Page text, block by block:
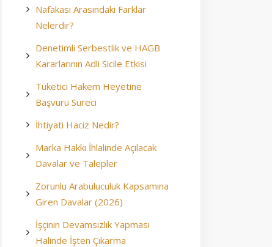
Nafakası Arasındaki Farklar
Nelerdir?
Denetimli Serbestlik ve HAGB
Kararlarının Adli Sicile Etkisi
Tüketici Hakem Heyetine
Başvuru Süreci
İhtiyati Haciz Nedir?
Marka Hakkı İhlalinde Açılacak
Davalar ve Talepler
Zorunlu Arabuluculuk Kapsamına
Giren Davalar (2026)
İşçinin Devamsızlık Yapması
Halinde İşten Çıkarma